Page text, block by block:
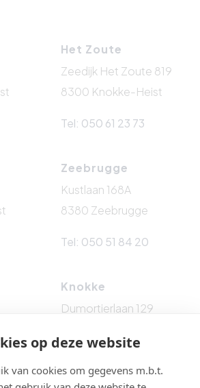
Het Zoute
Zeedijk Het Zoute 819
8300 Knokke-Heist
Tel: 050 61 23 73
Zeebrugge
Kustlaan 168A
8380 Zeebrugge
Tel: 050 51 84 20
Knokke
Dumortierlaan 129
op deze website
van cookies om gegevens m.b.t.